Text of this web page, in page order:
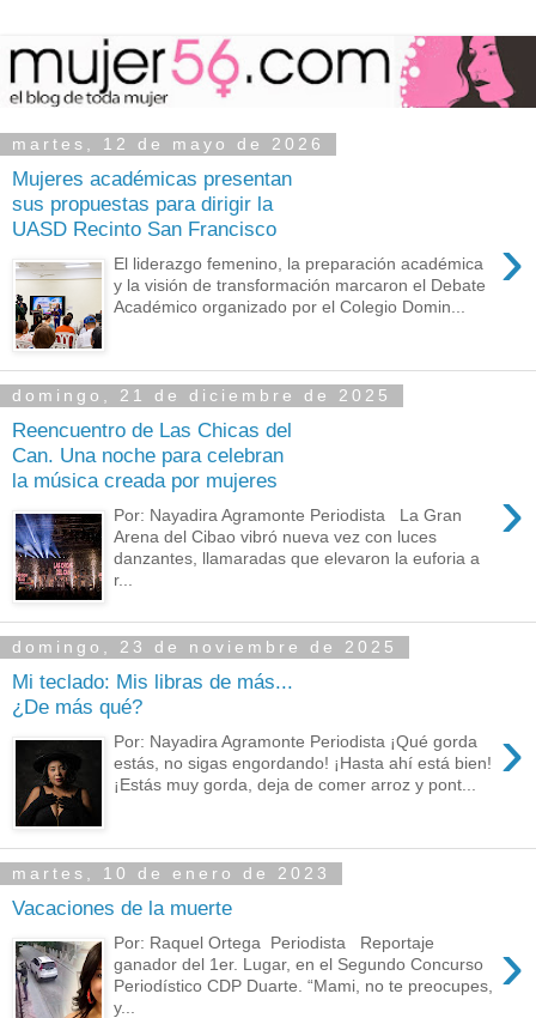
martes, 12 de mayo de 2026
Mujeres académicas presentan
sus propuestas para dirigir la
UASD Recinto San Francisco
›
El liderazgo femenino, la preparación académica
y la visión de transformación marcaron el Debate
Académico organizado por el Colegio Domin...
domingo, 21 de diciembre de 2025
Reencuentro de Las Chicas del
Can. Una noche para celebran
la música creada por mujeres
›
Por: Nayadira Agramonte Periodista La Gran
Arena del Cibao vibró nueva vez con luces
danzantes, llamaradas que elevaron la euforia a
r...
domingo, 23 de noviembre de 2025
Mi teclado: Mis libras de más...
¿De más qué?
›
Por: Nayadira Agramonte Periodista ¡Qué gorda
estás, no sigas engordando! ¡Hasta ahí está bien!
¡Estás muy gorda, deja de comer arroz y pont...
martes, 10 de enero de 2023
Vacaciones de la muerte
›
Por: Raquel Ortega Periodista Reportaje
ganador del 1er. Lugar, en el Segundo Concurso
Periodístico CDP Duarte. “Mami, no te preocupes,
y...